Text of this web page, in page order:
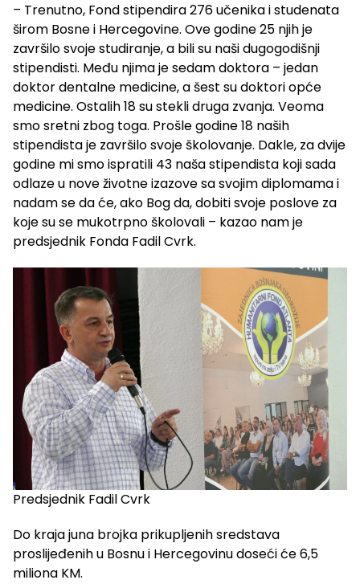
– Trenutno, Fond stipendira 276 učenika i studenata
širom Bosne i Hercegovine. Ove godine 25 njih je
završilo svoje studiranje, a bili su naši dugogodišnji
stipendisti. Među njima je sedam doktora – jedan
doktor dentalne medicine, a šest su doktori opće
medicine. Ostalih 18 su stekli druga zvanja. Veoma
smo sretni zbog toga. Prošle godine 18 naših
stipendista je završilo svoje školovanje. Dakle, za dvije
godine mi smo ispratili 43 naša stipendista koji sada
odlaze u nove životne izazove sa svojim diplomama i
nadam se da će, ako Bog da, dobiti svoje poslove za
koje su se mukotrpno školovali – kazao nam je
predsjednik Fonda Fadil Cvrk.
Predsjednik Fadil Cvrk
Do kraja juna brojka prikupljenih sredstava
proslijeđenih u Bosnu i Hercegovinu doseći će 6,5
miliona KM.